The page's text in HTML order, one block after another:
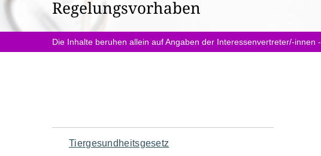
sich
hier:
Regelungsvorhaben
Die Inhalte beruhen allein auf Angaben der Interessenvertreter/-innen -
Navigation
Tiergesundheitsgesetz